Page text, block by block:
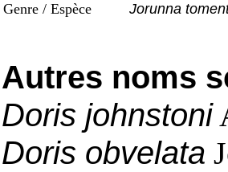
Genre / Espèce
Jorunna
Autres noms
Doris johnstoni
Doris obvelata